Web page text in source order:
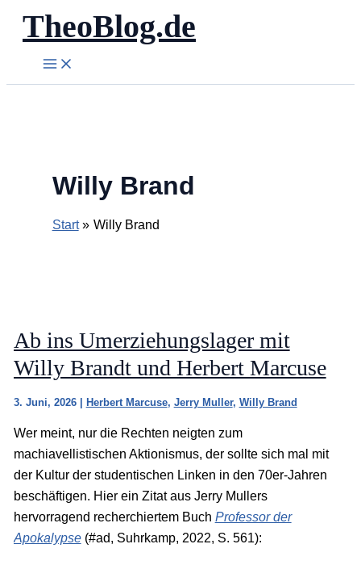
Zum
Inhalt
springen
TheoBlog.de
Willy Brand
Start Willy Brand
Ab ins Umerziehungslager mit
Willy Brandt und Herbert Marcuse
3. Juni, 2026 | Herbert Marcuse, Jerry Muller, Willy Brand
Wer meint, nur die Rechten neigten zum
machiavellistischen Aktionismus, der sollte sich mal mit
der Kultur der studentischen Linken in den 70er-Jahren
beschäftigen. Hier ein Zitat aus Jerry Mullers
hervorragend recherchiertem Buch Professor der
Apokalypse(#ad, Suhrkamp, 2022, S. 561):